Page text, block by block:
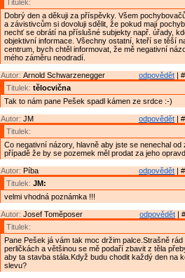
Titulek:
Dobrý den a děkuji za příspěvky. Všem
a závistivcům si dovoluji sdělit, že pokud mají
nechť se obrátí na příslušné subjekty např. úřady,
objektivní informace. Všechny ostatní, kteří se těší
centrum, bych chtěl informovat, že mě negativní
mého záměru neodradí.
odpovědět |
Autor: Arnold Schwarzenegger
Titulek: tělocvična
Tak to nám pane Pešek spadl kámen ze srdce :-)
odpovědět |
Autor: JM
Titulek:
Co negativní názory, hlavně aby jste se nenechal od
případě že by se pozemek měl prodat za jeho
odpovědět |
Autor: Píba
Titulek: JM:
velmi vhodná poznámka !!!
odpovědět |
Autor: Josef Toměposer
Titulek:
Pane Pešek já vám tak moc držim palce.Strašně
perličkách a většinou se mě podaří zbavit z těla
aby ta stavba stála.Když budu chodit každý den na
slevu?